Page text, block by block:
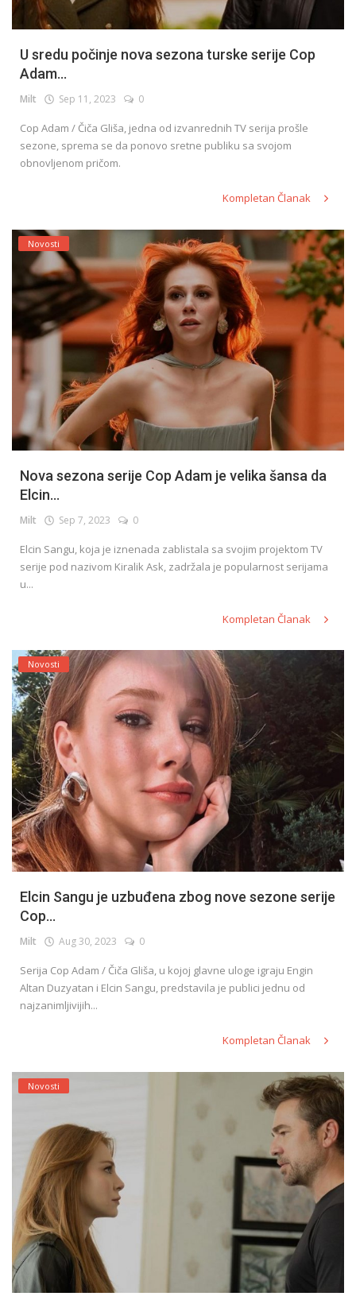
U sredu počinje nova sezona turske serije Cop
Adam...
Milt Sep 11, 2023 0
Cop Adam / Čiča Gliša, jedna od izvanrednih TV serija prošle
sezone, sprema se da ponovo sretne publiku sa svojom
obnovljenom pričom.
Kompletan Članak
Novosti
Nova sezona serije Cop Adam je velika šansa da
Elcin...
Milt Sep 7, 2023 0
Elcin Sangu, koja je iznenada zablistala sa svojim projektom TV
serije pod nazivom Kiralik Ask, zadržala je popularnost serijama
u...
Kompletan Članak
Novosti
Elcin Sangu je uzbuđena zbog nove sezone serije
Cop...
Milt Aug 30, 2023 0
Serija Cop Adam / Čiča Gliša, u kojoj glavne uloge igraju Engin
Altan Duzyatan i Elcin Sangu, predstavila je publici jednu od
najzanimljivijih...
Kompletan Članak
Novosti